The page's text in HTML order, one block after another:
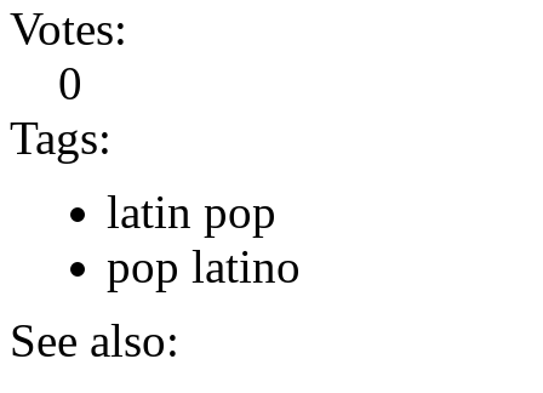
Votes:
0
Tags:
latin pop
pop latino
See also: